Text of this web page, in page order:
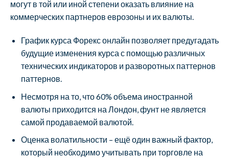
могут в той или иной степени оказать влияние на
коммерческих партнеров еврозоны и их валюты.
График курса Форекс онлайн позволяет предугадать
будущие изменения курса с помощью различных
технических индикаторов и разворотных паттернов
паттернов.
Несмотря на то, что 60% объема иностранной
валюты приходится на Лондон, фунт не является
самой продаваемой валютой.
Оценка волатильности – ещё один важный фактор,
который необходимо учитывать при торговле на